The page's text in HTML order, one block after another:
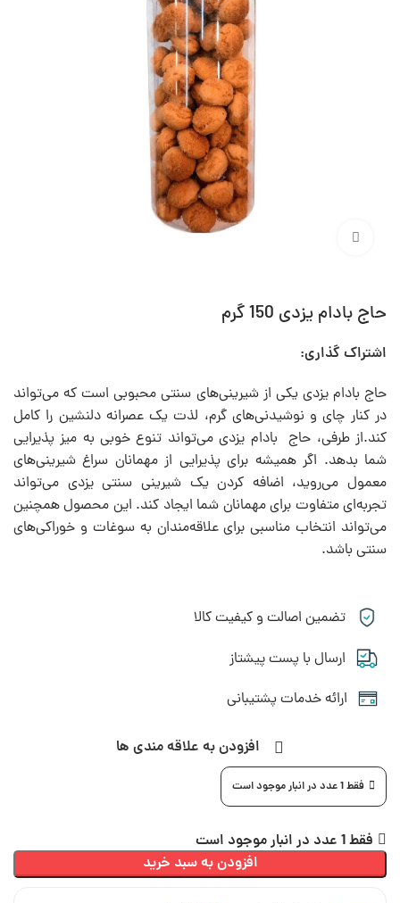
برای بزرگنمایی کلیک کنید
حاج بادام یزدی 150 گرم
اشتراک گذاری:
حاج بادام یزدی یکی از شیرینی‌های سنتی محبوبی است که می‌تواند
در کنار چای و نوشیدنی‌های گرم، لذت یک عصرانه دلنشین را کامل
کند.از طرفی، حاج بادام یزدی می‌تواند تنوع خوبی به میز پذیرایی
شما بدهد. اگر همیشه برای پذیرایی از مهمانان سراغ شیرینی‌های
معمول می‌روید، اضافه کردن یک شیرینی سنتی یزدی می‌تواند
تجربه‌ای متفاوت برای مهمانان شما ایجاد کند. این محصول همچنین
می‌تواند انتخاب مناسبی برای علاقه‌مندان به سوغات و خوراکی‌های
سنتی باشد.
تضمین اصالت و کیفیت کالا
ارسال با پست پیشتاز
ارائه خدمات پشتیبانی
افزودن به علاقه مندی ها
فقط 1 عدد در انبار موجود است
فقط 1 عدد در انبار موجود است
افزودن به سبد خرید